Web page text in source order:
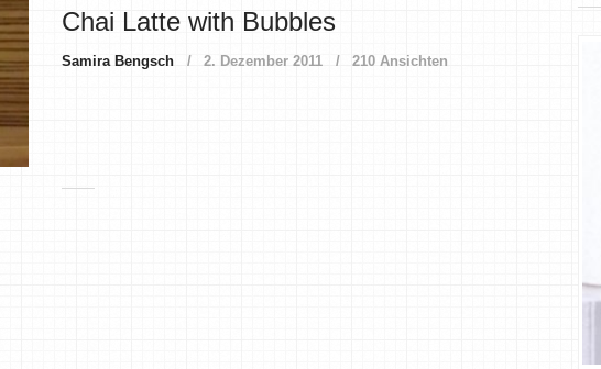
Chai Latte with Bubbles
Samira Bengsch 2. Dezember 2011 210 Ansichten